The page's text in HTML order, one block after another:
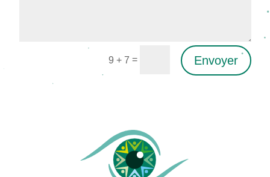
9 + 7 = Envoyer
Alternative: